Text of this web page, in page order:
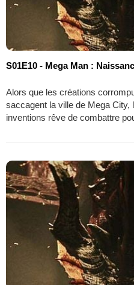
S01E10 - Mega Man :
Alors que les créations
saccagent la ville de Mega City,
inventions rêve de combattre